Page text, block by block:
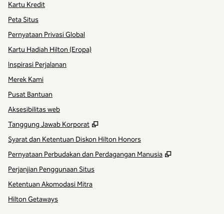
Kartu Kredit
Peta Situs
Pernyataan Privasi Global
Kartu Hadiah Hilton (Eropa)
Inspirasi Perjalanan
Merek Kami
Pusat Bantuan
Aksesibilitas web
Tanggung Jawab Korporat
,
Syarat dan Ketentuan Diskon Hilton Honors
Pernyataan Perbudakan dan Perdagangan Manusia
,
Perjanjian Penggunaan Situs
Ketentuan Akomodasi Mitra
Hilton Getaways